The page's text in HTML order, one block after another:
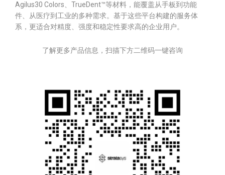
Agilus30 Colors、TrueDent™等材料，能覆盖从手板到功能
件、从医疗到工业的多种需求。基于这些平台构建的服务体
系，更适合对精度、强度和稳定性要求高的企业用户。
了解更多产品信息，扫描下方二维码一键咨询